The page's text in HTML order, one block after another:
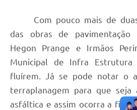
Projetos
Contas Públicas
Legislação
Editais
Com pouco mais de
das obras de pavimentação
Hegon Prange e Irmãos
Municipal de Infra Estrutura
fluírem. Já se pode notar o
terraplanagem para que seja
asfáltica e assim ocorra a